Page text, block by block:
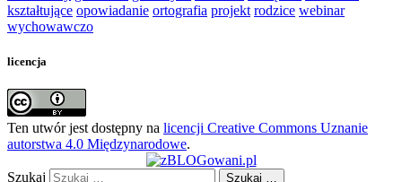
kształtujące opowiadanie ortografia projekt rodzice webinar
wychowawczo
licencja
Ten utwór jest dostępny na licencji Creative Commons Uznanie
autorstwa 4.0 Międzynarodowe.
Szukaj Szukaj …